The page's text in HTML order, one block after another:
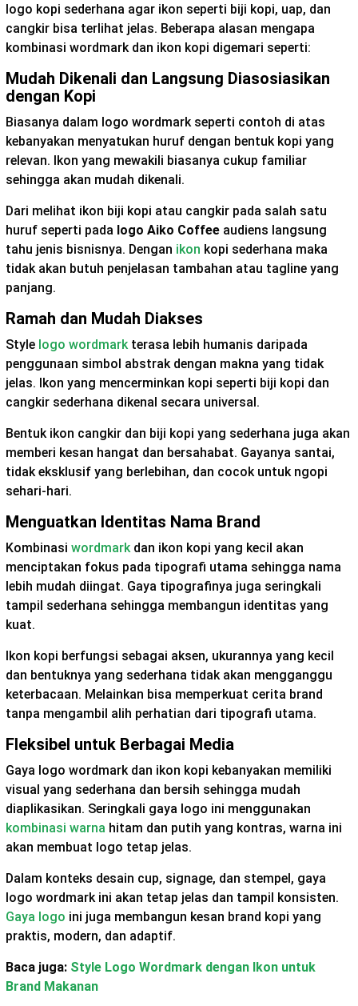
logo kopi sederhana agar ikon seperti biji kopi, uap, dan
cangkir bisa terlihat jelas. Beberapa alasan mengapa
kombinasi wordmark dan ikon kopi digemari seperti:
Mudah Dikenali dan Langsung Diasosiasikan
dengan Kopi
Biasanya dalam logo wordmark seperti contoh di atas
kebanyakan menyatukan huruf dengan bentuk kopi yang
relevan. Ikon yang mewakili biasanya cukup familiar
sehingga akan mudah dikenali.
Dari melihat ikon biji kopi atau cangkir pada salah satu
huruf seperti pada logo Aiko Coffee audiens langsung
tahu jenis bisnisnya. Dengan ikon kopi sederhana maka
tidak akan butuh penjelasan tambahan atau tagline yang
panjang.
Ramah dan Mudah Diakses
Style logo wordmark terasa lebih humanis daripada
penggunaan simbol abstrak dengan makna yang tidak
jelas. Ikon yang mencerminkan kopi seperti biji kopi dan
cangkir sederhana dikenal secara universal.
Bentuk ikon cangkir dan biji kopi yang sederhana juga akan
memberi kesan hangat dan bersahabat. Gayanya santai,
tidak eksklusif yang berlebihan, dan cocok untuk ngopi
sehari-hari.
Menguatkan Identitas Nama Brand
Kombinasi wordmark dan ikon kopi yang kecil akan
menciptakan fokus pada tipografi utama sehingga nama
lebih mudah diingat. Gaya tipografinya juga seringkali
tampil sederhana sehingga membangun identitas yang
kuat.
Ikon kopi berfungsi sebagai aksen, ukurannya yang kecil
dan bentuknya yang sederhana tidak akan mengganggu
keterbacaan. Melainkan bisa memperkuat cerita brand
tanpa mengambil alih perhatian dari tipografi utama.
Fleksibel untuk Berbagai Media
Gaya logo wordmark dan ikon kopi kebanyakan memiliki
visual yang sederhana dan bersih sehingga mudah
diaplikasikan. Seringkali gaya logo ini menggunakan
kombinasi warna hitam dan putih yang kontras, warna ini
akan membuat logo tetap jelas.
Dalam konteks desain cup, signage, dan stempel, gaya
logo wordmark ini akan tetap jelas dan tampil konsisten.
Gaya logo ini juga membangun kesan brand kopi yang
praktis, modern, dan adaptif.
Baca juga: Style Logo Wordmark dengan Ikon untuk
Brand Makanan